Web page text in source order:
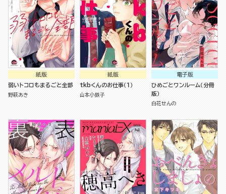
紙版
弱いトコロもまるごと全部
野萩あき
紙版
tkbくんのお仕事（１）
山本小鉄子
電子版
ひめごとワンルーム（分冊
版）
白花せんの